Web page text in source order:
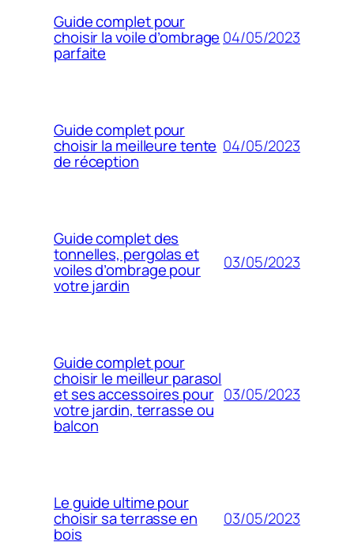
Guide complet pour
choisir la voile d’ombrage
parfaite
04/05/2023
Guide complet pour
choisir la meilleure tente
de réception
04/05/2023
Guide complet des
tonnelles, pergolas et
voiles d’ombrage pour
votre jardin
03/05/2023
Guide complet pour
choisir le meilleur parasol
et ses accessoires pour
votre jardin, terrasse ou
balcon
03/05/2023
Le guide ultime pour
choisir sa terrasse en
bois
03/05/2023